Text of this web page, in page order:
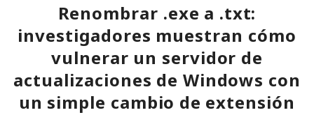
Renombrar .exe a .txt:
investigadores muestran cómo
vulnerar un servidor de
actualizaciones de Windows con
un simple cambio de extensión